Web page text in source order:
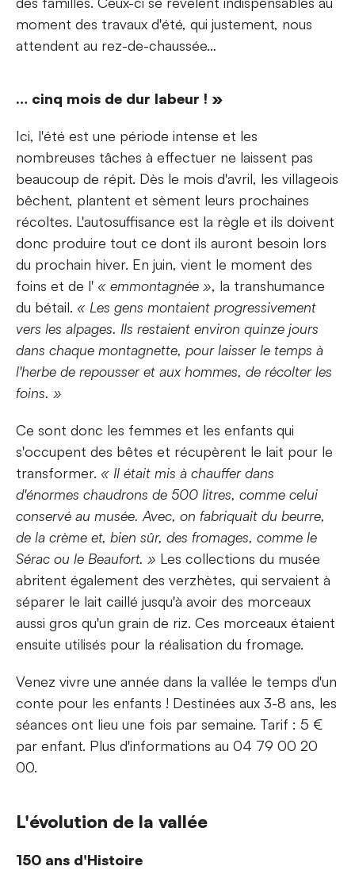
moment des travaux d'été, qui justement, nous
attendent au rez-de-chaussée…
… cinq mois de dur labeur ! »
Ici, l'été est une période intense et les
nombreuses tâches à effectuer ne laissent pas
beaucoup de répit. Dès le mois d'avril, les villageois
bêchent, plantent et sèment leurs prochaines
récoltes. L'autosuffisance est la règle et ils doivent
donc produire tout ce dont ils auront besoin lors
du prochain hiver. En juin, vient le moment des
foins et de l' « emmontagnée », la transhumance
du bétail. « Les gens montaient progressivement
vers les alpages. Ils restaient environ quinze jours
dans chaque montagnette, pour laisser le temps à
l'herbe de repousser et aux hommes, de récolter les
foins. »
Ce sont donc les femmes et les enfants qui
s'occupent des bêtes et récupèrent le lait pour le
transformer. « Il était mis à chauffer dans
d'énormes chaudrons de 500 litres, comme celui
conservé au musée. Avec, on fabriquait du beurre,
de la crème et, bien sûr, des fromages, comme le
Sérac ou le Beaufort. » Les collections du musée
abritent également des verzhètes, qui servaient à
séparer le lait caillé jusqu'à avoir des morceaux
aussi gros qu'un grain de riz. Ces morceaux étaient
ensuite utilisés pour la réalisation du fromage.
Venez vivre une année dans la vallée le temps d'un
conte pour les enfants ! Destinées aux 3-8 ans, les
séances ont lieu une fois par semaine. Tarif : 5 €
par enfant. Plus d'informations au 04 79 00 20
00.
L'évolution de la vallée
150 ans d'Histoire